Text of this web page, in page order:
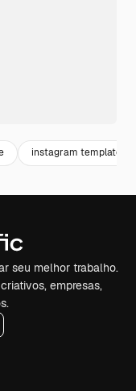
instagram template
seu melhor trabalho.
empresas,